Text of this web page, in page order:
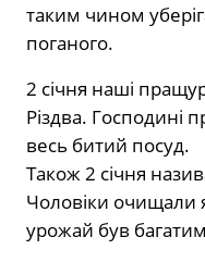
таким чином
поганого.
2 січня наші
Різдва. Господині
весь битий посуд.
Також 2 січня
Чоловіки очищали
урожай був